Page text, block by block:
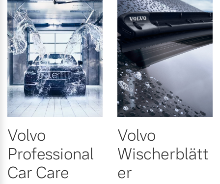
Volvo
Professional
Car Care
Volvo
Wischerblätt
er